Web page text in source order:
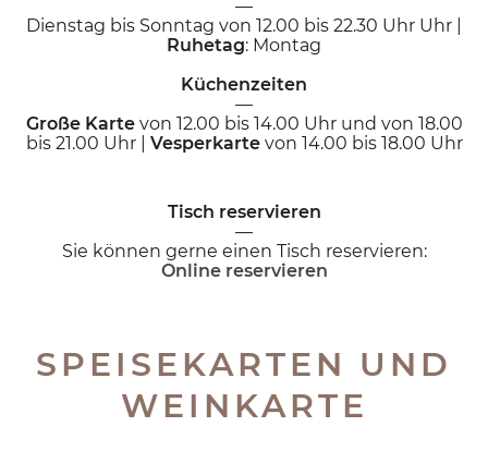
—
Dienstag bis Sonntag von 12.00 bis 22.30 Uhr Uhr |
Ruhetag: Montag
Küchenzeiten
—
Große Kartevon 12.00 bis 14.00 Uhr und von 18.00
bis 21.00 Uhr | Vesperkartevon 14.00 bis 18.00 Uhr
Tisch reservieren
—
Sie können gerne einen Tisch reservieren:
Online reservieren
SPEISEKARTEN UND
WEINKARTE